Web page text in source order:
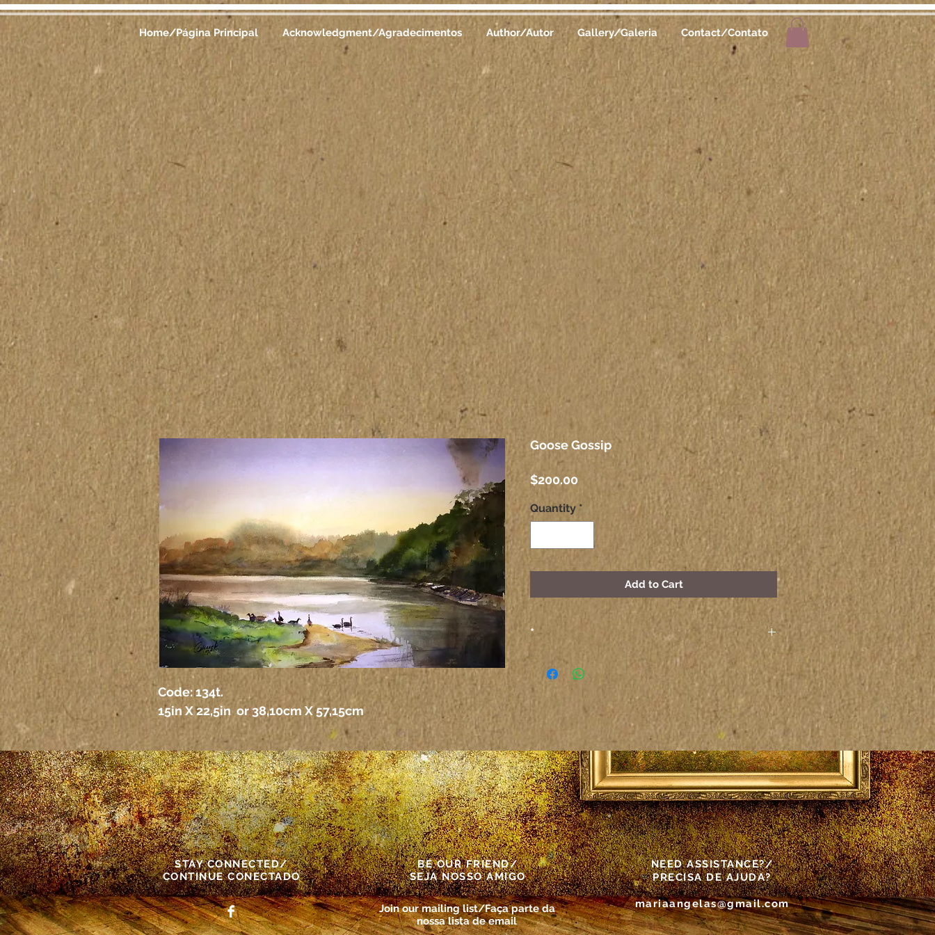
Home/Página Principal Acknowledgment/Agradecimentos Author/Autor Gallery/Galeria Contact/Contato
Code: 134t.
15in X 22,5in  or 38,10cm X 57,15cm
Goose Gossip
$200.00Price
Quantity *
Add to Cart
*
Attention
The colors on the paintings seen on the
computer or any other electronic device may
not correspond exactly to the colors on the
paper itself.
Atenção
As cores das telas vistas pelo computador ou
outro meio eletrônico podem não
corresponder exatamente às cores das
telas propriamente ditas.
STAY CONNECTED/
CONTINUE CONECTADO
BE OUR FRIEND/
SEJA NOSSO AMIGO
Join our mailing list/Faça parte da
nossa lista de email
NEED ASSISTANCE?/
PRECISA DE AJUDA?
mariaangelas@gmail.com